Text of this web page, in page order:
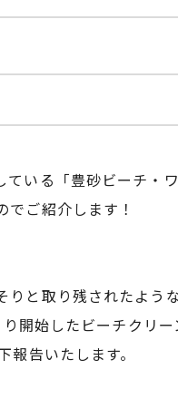
いる「豊砂ビーチ・
ご紹介します！
と取り残されたよう
開始したビーチクリ
告いたします。